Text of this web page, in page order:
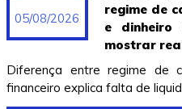
05/08/2026
regime de
e dinheiro
mostrar
Diferença entre regime de
financeiro explica falta de